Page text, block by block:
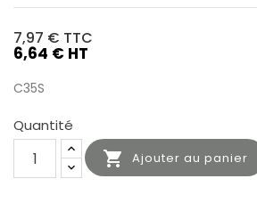
7,97 € TTC
6,64 € HT
C35S
Quantité
 Ajouter au panier